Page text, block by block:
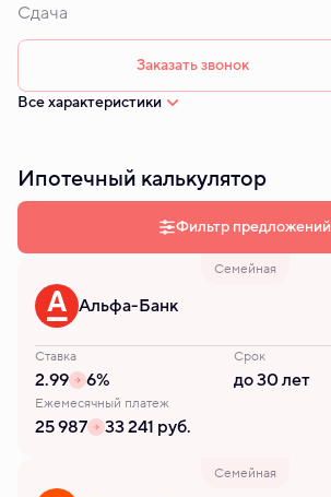
Сдача
Заказать звонок
Все характеристики
Ипотечный калькулятор
Фильтр предложений
Семейная
Альфа-Банк
Ставка
2.99 6%
Срок
до 30 лет
Ежемесячный платеж
25 987 33 241 руб.
Семейная